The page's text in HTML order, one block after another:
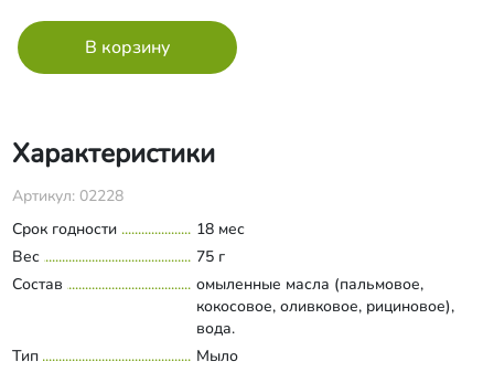
Характеристики
Артикул: 02228
Срок годности
18 мес
Вес
75 г
Состав
омыленные масла (пальмовое,
кокосовое, оливковое, рициновое),
вода.
Тип
Мыло